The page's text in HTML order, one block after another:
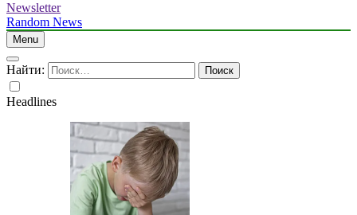
Newsletter
Random News
Menu
Найти:
Headlines